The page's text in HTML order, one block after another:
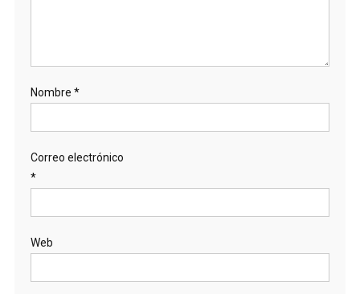
Nombre *
Correo electrónico
*
Web